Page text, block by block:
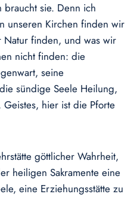
sie. Denn ich
unseren Kirchen finden wir
Natur finden, und was wir
nicht finden: die
seine
sündige Seele Heilung,
hier ist die Pforte
göttlicher Wahrheit,
heiligen Sakramente eine
eine Erziehungsstätte zu